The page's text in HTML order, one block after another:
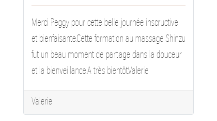
Merci Peggy pour cette belle journée inscructive
et bienfaisante.Cette formation au massage Shinzu
fut un beau moment de partage dans la douceur
et la bienveillance.A très bientôt.Valerie
Valerie